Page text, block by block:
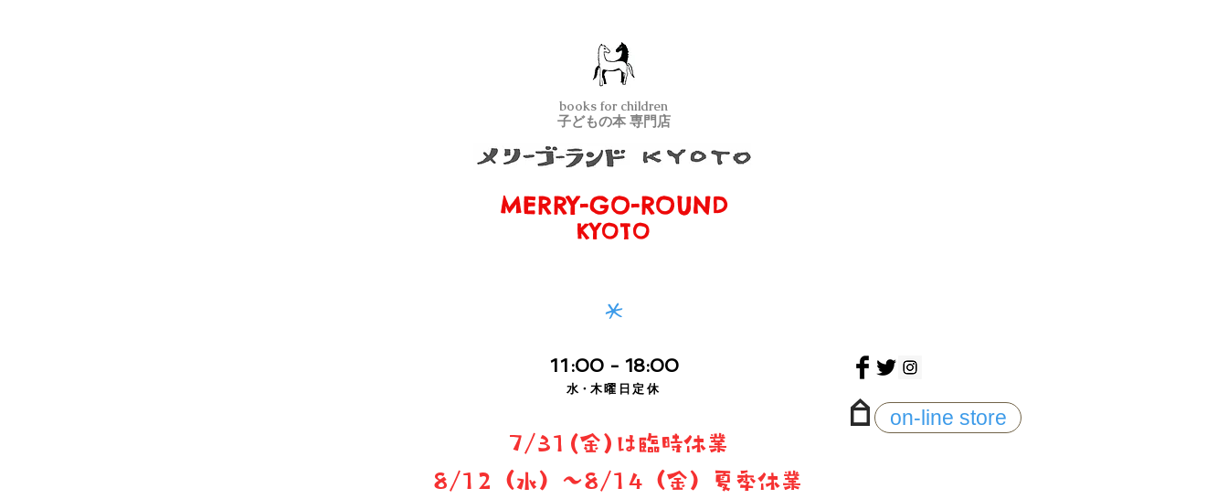
子どもの本 専門店
books for children
メリーゴーランド京都
MERRY-GO-ROUND
KYOTO
*
11 :00 - 18:00
水・ 木曜日定休
on-line store
7/31(金)は臨時休業
8/12（水）〜8/14（金）夏季休業